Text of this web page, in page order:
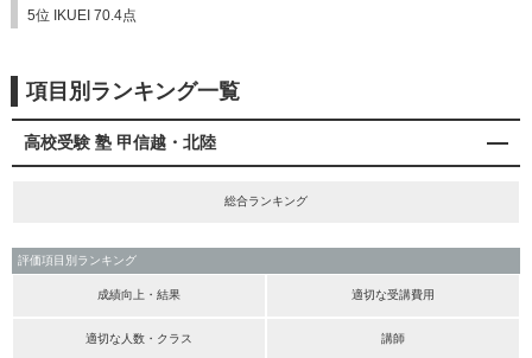
5位 IKUEI 70.4点
項目別ランキング一覧
高校受験 塾 甲信越・北陸
総合ランキング
評価項目別ランキング
成績向上・結果 適切な受講費用
適切な人数・クラス 講師